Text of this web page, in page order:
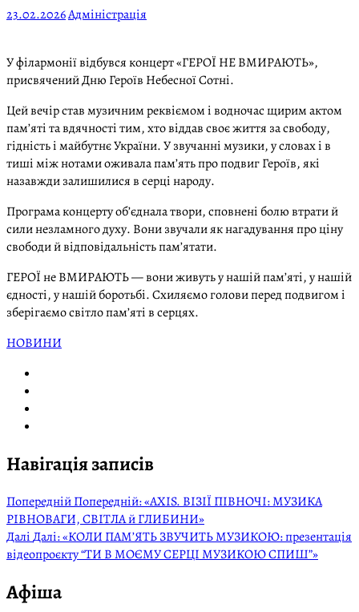
23.02.2026Адміністрація
У філармонії відбувся концерт «ГЕРОЇ НЕ ВМИРАЮТЬ»,
присвячений Дню Героїв Небесної Сотні.
Цей вечір став музичним реквіємом і водночас щирим актом
пам’яті та вдячності тим, хто віддав своє життя за свободу,
гідність і майбутнє України. У звучанні музики, у словах і в
тиші між нотами оживала пам’ять про подвиг Героїв, які
назавжди залишилися в серці народу.
Програма концерту об’єднала твори, сповнені болю втрати й
сили незламного духу. Вони звучали як нагадування про ціну
свободи й відповідальність пам’ятати.
ГЕРОЇ не ВМИРАЮТЬ — вони живуть у нашій пам’яті, у нашій
єдності, у нашій боротьбі. Схиляємо голови перед подвигом і
зберігаємо світло пам’яті в серцях.
НОВИНИ
Навігація записів
ПопереднійПопередній:«AXIS. ВІЗІЇ ПІВНОЧІ: МУЗИКА
РІВНОВАГИ, СВІТЛА й ГЛИБИНИ»
ДаліДалі:«КОЛИ ПАМ’ЯТЬ ЗВУЧИТЬ МУЗИКОЮ: презентація
відеопроєкту “ТИ В МОЄМУ СЕРЦІ МУЗИКОЮ СПИШ”»
Афіша